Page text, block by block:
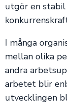
utgör en
I många
mellan olika
andra
arbetet blir
utvecklingen